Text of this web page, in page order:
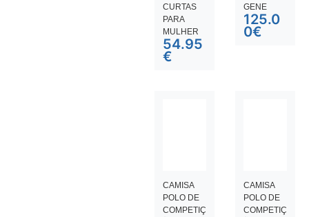
CURTAS
PARA
MULHER
54.95
€
GENE
125.0
0€
CAMISA
POLO DE
COMPETIÇ
CAMISA
POLO DE
COMPETIÇ